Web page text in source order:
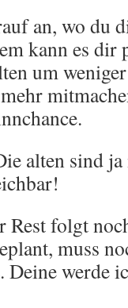
an, wo du
kann es dir
um
alten sind
Rest folgt
muss
werde